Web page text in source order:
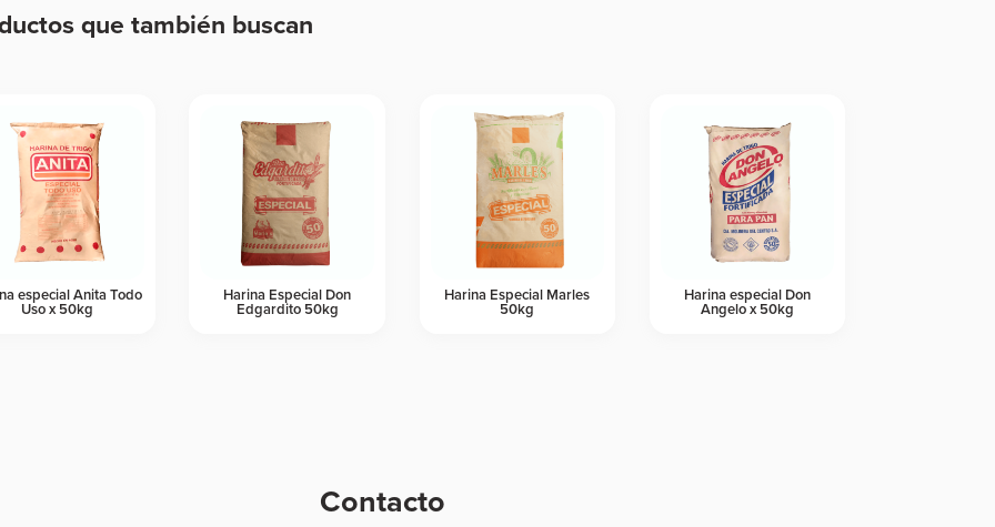
que también buscan
especial Anita Todo
Uso x 50kg
Harina Especial Don
Edgardito 50kg
Harina Especial Marles
50kg
Harina especial Don
Angelo x 50kg
Contacto